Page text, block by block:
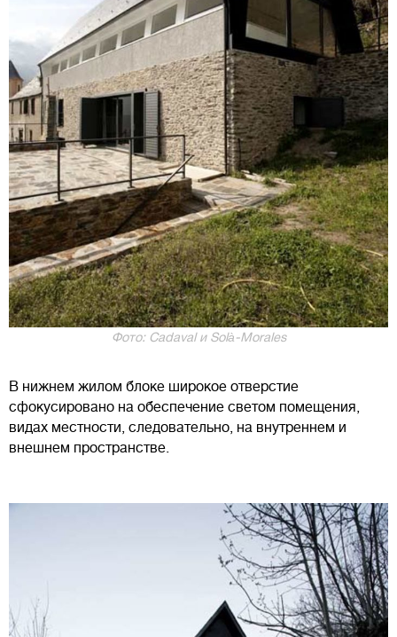
Фото: Cadaval и Solà-Morales
В нижнем жилом блоке широкое отверстие
сфокусировано на обеспечение светом помещения,
видах местности, следовательно, на внутреннем и
внешнем пространстве.